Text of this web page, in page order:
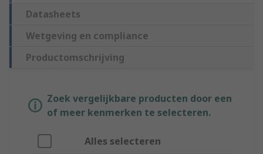
Datasheets
Wetgeving en compliance
Productomschrijving
Zoek vergelijkbare producten door een
of meer kenmerken te selecteren.
Alles selecteren